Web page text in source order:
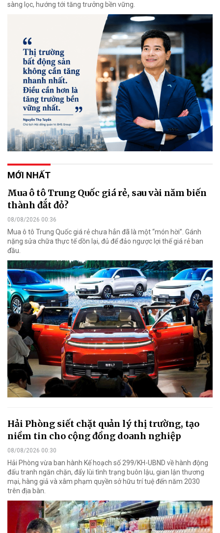
sàng lọc, hướng tới tăng trưởng bền vững.
MỚI NHẤT
Mua ô tô Trung Quốc giá rẻ, sau vài năm biến
thành đắt đỏ?
08/08/2026 00:36
Mua ô tô Trung Quốc giá rẻ chưa hẳn đã là một “món hời”. Gánh
nặng sửa chữa thực tế dồn lại, đủ để đảo ngược lợi thế giá rẻ ban
đầu.
Hải Phòng siết chặt quản lý thị trường, tạo
niềm tin cho cộng đồng doanh nghiệp
08/08/2026 00:30
Hải Phòng vừa ban hành Kế hoạch số 299/KH-UBND về hành động
đấu tranh ngăn chặn, đẩy lùi tình trạng buôn lậu, gian lận thương
mại, hàng giả và xâm phạm quyền sở hữu trí tuệ đến năm 2030
trên địa bàn.